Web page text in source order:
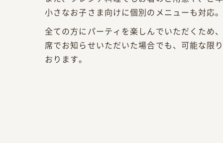
小さなお子さま向けに個別のメニューも対応
全ての方にパーティを楽しんでいただくため
席でお知らせいただいた場合でも、可能な限
おります。